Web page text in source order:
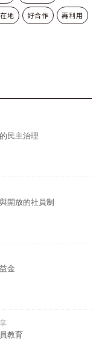
地 好合作 再利用
民主治理
開放的社員制
金
教育